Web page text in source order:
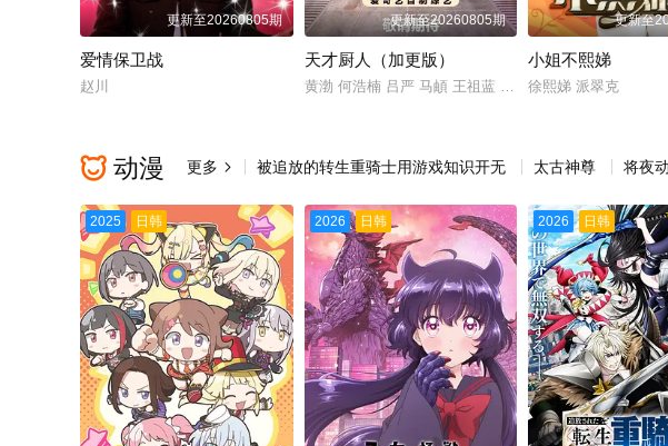
更新至20260805期
爱情保卫战
赵川
更新至20260805期
天才厨人（加更版）
黄渤 何浩楠 吕严 马頔 王祖蓝 杨超越 岳云鹏 张柏芝
更新至
小姐不熙娣
徐熙娣 派翠克
 动漫 更多  被追放的转生重骑士用游戏知识开无 太古神尊 将夜
2025 日韩 2026 日韩 2026 日韩